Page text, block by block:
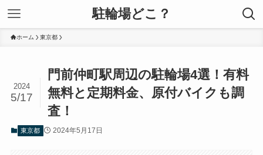
駐輪場どこ？
ホーム 東京都
門前仲町駅周辺の駐輪場4選！有料
無料と定期料金、原付バイクも調
査！
2024
5/17
東京都 2024年5月17日